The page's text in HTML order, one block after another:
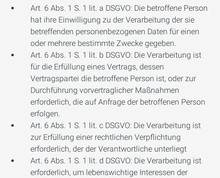
Art. 6 Abs. 1 S. 1 lit. a DSGVO: Die betroffene Person
hat ihre Einwilligung zu der Verarbeitung der sie
betreffenden personenbezogenen Daten für einen
oder mehrere bestimmte Zwecke gegeben.
Art. 6 Abs. 1 S. 1 lit. b DSGVO: Die Verarbeitung ist
für die Erfüllung eines Vertrags, dessen
Vertragspartei die betroffene Person ist, oder zur
Durchführung vorvertraglicher Maßnahmen
erforderlich, die auf Anfrage der betroffenen Person
erfolgen.
Art. 6 Abs. 1 S. 1 lit. c DSGVO: Die Verarbeitung ist
zur Erfüllung einer rechtlichen Verpflichtung
erforderlich, der der Verantwortliche unterliegt
Art. 6 Abs. 1 S. 1 lit. d DSGVO: Die Verarbeitung ist
erforderlich, um lebenswichtige Interessen der